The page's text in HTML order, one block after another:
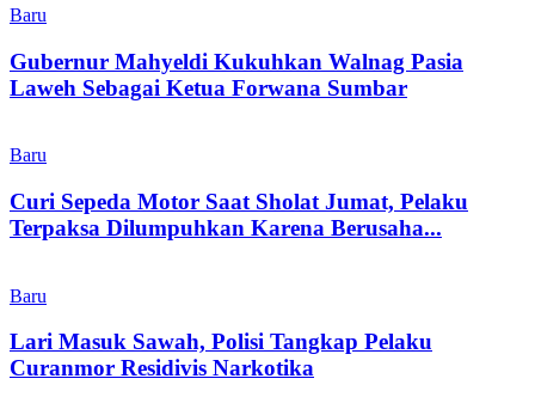
Baru
Gubernur Mahyeldi Kukuhkan Walnag Pasia
Laweh Sebagai Ketua Forwana Sumbar
Baru
Curi Sepeda Motor Saat Sholat Jumat, Pelaku
Terpaksa Dilumpuhkan Karena Berusaha...
Baru
Lari Masuk Sawah, Polisi Tangkap Pelaku
Curanmor Residivis Narkotika